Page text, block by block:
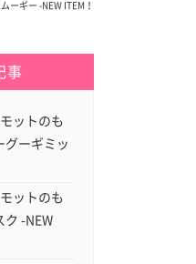
ギー -NEW ITEM！
事
ットのも
グーギミッ
ットのも
ク -NEW